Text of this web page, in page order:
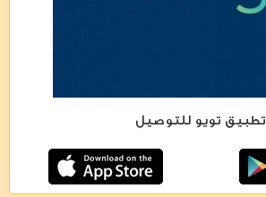
تطبيق تويو للتوصيل